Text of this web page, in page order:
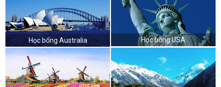
Học bổng Australia Học bổng USA